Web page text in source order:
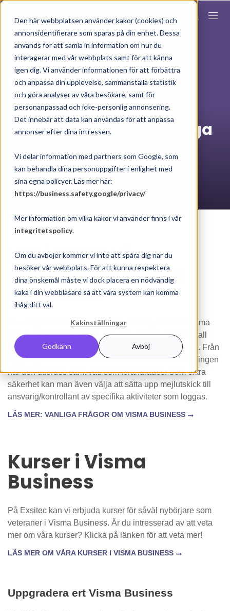
Den här webbplatsen använder kakor (cookies) och
annonsidentifierare som sparas på din enhet. Dessa
används för att samla in information om hur du
interagerar med vår webbplats samt för att känna
igen dig. Vi använder informationen för att förbättra
och anpassa din upplevelse, sammanställa statistik
och göra analyser av våra besökare, samt för
personanpassad och icke-personlig annonsering.
Det innebär att data kan användas för att anpassa
annonser efter dina intressen.
Vi delar information med partners som Google, som
kan behandla dina personuppgifter i enlighet med
sina egna policyer. Läs mer här:
https://business.safety.google/privacy/
Mer information om vilka kakor vi använder finns i vår
integritetspolicy.
Om du avböjer kommer vi inte att spåra dig när du
besöker vår webbplats. För att kunna respektera
dina önskemål måste vi dock placera en nödvändig
kaka i din webbläsare så att våra system kan komma
ihåg ditt val.
Kakinställningar
Godkänn Avböj
Visma Business
Visma Business - Vanliga
PRATA MED EN EXPERT
Hur loggar vi
aktiviteter i Visma
Business?
En viktig funktion är spårbarhet i affärssystemet. I Visma
kan du effektivt sätta upp vilka aktiviteter systemet skall
logga. Detta kan ske både på tabell- och kolumnnivå. Från
loggningen kan man läsa ut vem som utförde förändringen
när den utfördes samt vad som förändrades. Som extra
säkerhet kan man även välja att sätta upp mejlutskick till
ansvarig/kontrollant av specifika aktiviteter som loggas.
LÄS MER: VANLIGA FRÅGOR OM VISMA BUSINESS
Kurser i Visma
Business
På Exsitec kan vi erbjuda kurser för såväl nybörjare som
veteraner i Visma Business. Är du intresserad av att veta
mer om våra kurser? Klicka på länken för att veta mer!
LÄS MER OM VÅRA KURSER I VISMA BUSINESS
Uppgradera ert Visma Business